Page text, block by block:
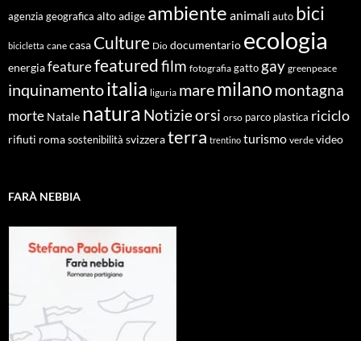
agenzia geografica alto adige ambiente animali auto bici
bicicletta cane casa Culture Dio documentario ecologia
energiafeaturefeaturedfilm fotografia gatto gay greenpeace
inquinamentoitalia liguria maremilano montagna
morte Natale natura Notizieorsi orso parco plastica riciclo
rifiuti roma sostenibilità svizzeraterra trentino turismo verde video
FARÀ NEBBIA